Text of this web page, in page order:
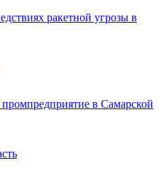
ракетной угрозы в
в Самарской